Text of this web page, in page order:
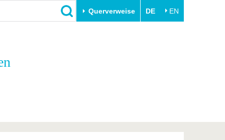
Querverweise DE EN
Innovative Transferprojekte
BTU & Region erleben